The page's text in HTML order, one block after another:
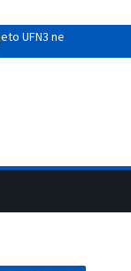
UFN3 nesta terça-